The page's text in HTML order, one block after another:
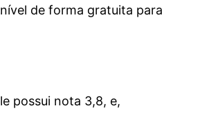
de forma gratuita para
possui nota 3,8, e,